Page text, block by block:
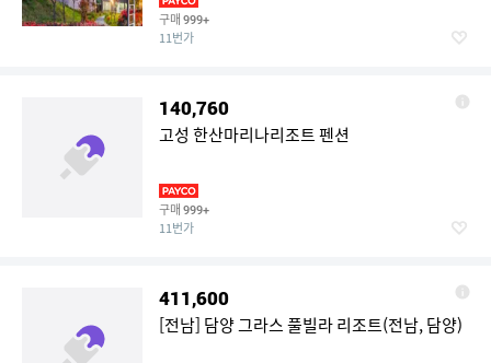
구매 999+
11번가
140,760
고성 한산마리나리조트 펜션
구매 999+
11번가
411,600
[전남] 담양 그라스 풀빌라 리조트(전남, 담양)